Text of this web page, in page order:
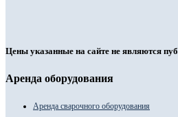
Цены указанные на сайте не являются
Аренда оборудования
Аренда сварочного оборудования